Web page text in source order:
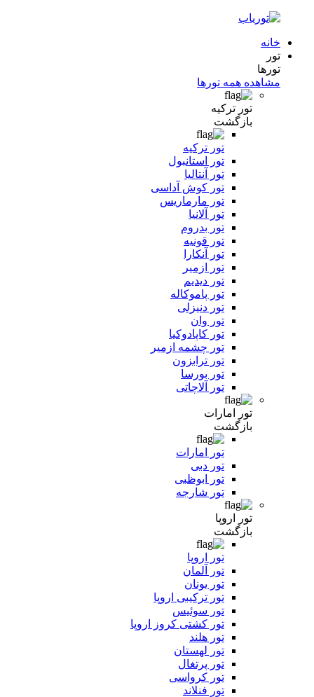
خانه
تور
تورها
مشاهده همه تورها
تور ترکیه
بازگشت
تور ترکیه
تور استانبول
تور آنتالیا
تور کوش آداسی
تور مارماریس
تور آلانیا
تور بدروم
تور قونیه
تور آنکارا
تور ازمیر
تور دیدیم
تور پاموکاله
تور دنیزلی
تور وان
تور کاپادوکیا
تور چشمه ازمیر
تور ترابزون
تور بورسا
تور آلاچاتی
تور امارات
بازگشت
تور امارات
تور دبی
تور ابوظبی
تور شارجه
تور اروپا
بازگشت
تور اروپا
تور آلمان
تور یونان
تور ترکیبی اروپا
تور سوئیس
تور کشتی کروز اروپا
تور هلند
تور لهستان
تور پرتغال
تور کرواسی
تور فنلاند